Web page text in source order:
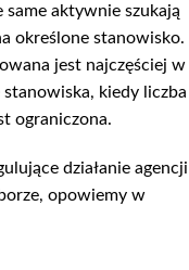
same aktywnie szukają
określone stanowisko.
jest najczęściej w
kiedy liczba
ograniczona.
działanie agencji
opowiemy w